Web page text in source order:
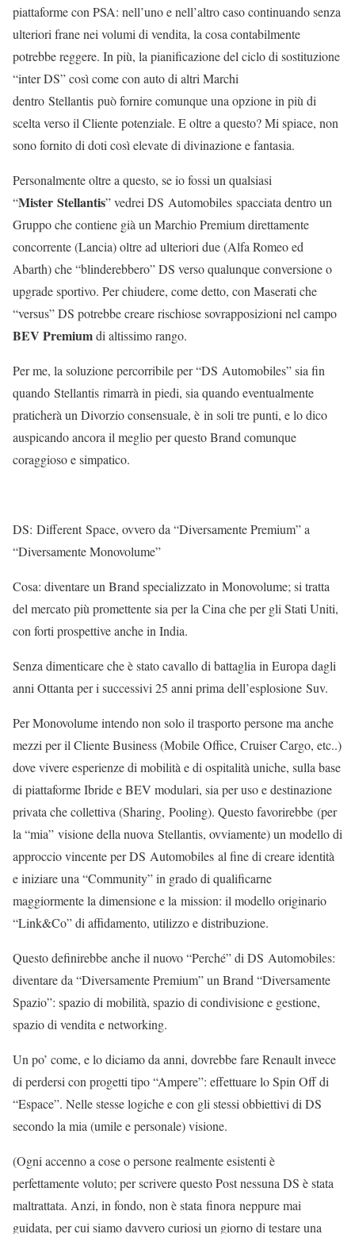
piattaforme con PSA: nell’uno e nell’altro caso continuando senza
ulteriori frane nei volumi di vendita, la cosa contabilmente
potrebbe reggere. In più, la pianificazione del ciclo di sostituzione
“inter DS” così come con auto di altri Marchi
dentro Stellantis può fornire comunque una opzione in più di
scelta verso il Cliente potenziale. E oltre a questo? Mi spiace, non
sono fornito di doti così elevate di divinazione e fantasia.
Personalmente oltre a questo, se io fossi un qualsiasi
“Mister Stellantis” vedrei DS Automobiles spacciata dentro un
Gruppo che contiene già un Marchio Premium direttamente
concorrente (Lancia) oltre ad ulteriori due (Alfa Romeo ed
Abarth) che “blinderebbero” DS verso qualunque conversione o
upgrade sportivo. Per chiudere, come detto, con Maserati che
“versus” DS potrebbe creare rischiose sovrapposizioni nel campo
BEV Premiumdi altissimo rango.
Per me, la soluzione percorribile per “DS Automobiles” sia fin
quando Stellantis rimarrà in piedi, sia quando eventualmente
praticherà un Divorzio consensuale, è in soli tre punti, e lo dico
auspicando ancora il meglio per questo Brand comunque
coraggioso e simpatico.
DS: Different Space, ovvero da “Diversamente Premium” a
“Diversamente Monovolume”
Cosa: diventare un Brand specializzato in Monovolume; si tratta
del mercato più promettente sia per la Cina che per gli Stati Uniti,
con forti prospettive anche in India.
Senza dimenticare che è stato cavallo di battaglia in Europa dagli
anni Ottanta per i successivi 25 anni prima dell’esplosione Suv.
Per Monovolume intendo non solo il trasporto persone ma anche
mezzi per il Cliente Business (Mobile Office, Cruiser Cargo, etc..)
dove vivere esperienze di mobilità e di ospitalità uniche, sulla base
di piattaforme Ibride e BEV modulari, sia per uso e destinazione
privata che collettiva (Sharing, Pooling). Questo favorirebbe (per
la “mia” visione della nuova Stellantis, ovviamente) un modello di
approccio vincente per DS Automobiles al fine di creare identità
e iniziare una “Community” in grado di qualificarne
maggiormente la dimensione e la mission: il modello originario
“Link&Co” di affidamento, utilizzo e distribuzione.
Questo definirebbe anche il nuovo “Perché” di DS Automobiles:
diventare da “Diversamente Premium” un Brand “Diversamente
Spazio”: spazio di mobilità, spazio di condivisione e gestione,
spazio di vendita e networking.
Un po’ come, e lo diciamo da anni, dovrebbe fare Renault invece
di perdersi con progetti tipo “Ampere”: effettuare lo Spin Off di
“Espace”. Nelle stesse logiche e con gli stessi obbiettivi di DS
secondo la mia (umile e personale) visione.
(Ogni accenno a cose o persone realmente esistenti è
perfettamente voluto; per scrivere questo Post nessuna DS è stata
maltrattata. Anzi, in fondo, non è stata finora neppure mai
guidata, per cui siamo davvero curiosi un giorno di testare una